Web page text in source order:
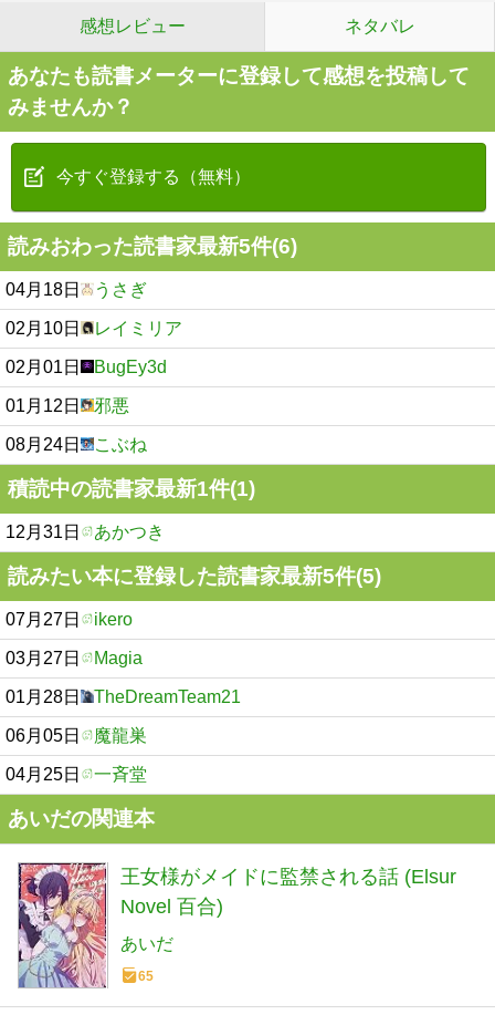
感想レビュー ネタバレ
あなたも読書メーターに登録して感想を投稿して
みませんか？
今すぐ登録する（無料）
読みおわった読書家最新5件(6)
04月18日 うさぎ
02月10日 レイミリア
02月01日 BugEy3d
01月12日 邪悪
08月24日 こぶね
積読中の読書家最新1件(1)
12月31日 あかつき
読みたい本に登録した読書家最新5件(5)
07月27日 ikero
03月27日 Magia
01月28日 TheDreamTeam21
06月05日 魔龍巣
04月25日 一斉堂
あいだの関連本
王女様がメイドに監禁される話 (Elsur
Novel 百合)
あいだ
65